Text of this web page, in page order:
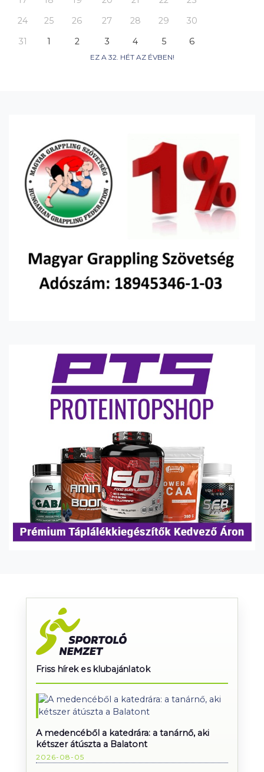
24
25 26 27 28 29
30
31
1 2 3 4 5 6
EZ A 32. HÉT AZ ÉVBEN!
Friss hírek es klubajánlatok
A medencéből a katedrára: a tanárnő, aki
kétszer átúszta a Balatont
2026-08-05